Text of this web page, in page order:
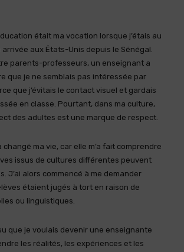
était ma vocation lorsque j’étais au
arrivée aux États-Unis depuis le Sénégal.
parents-professeurs, un enseignant a
que je ne semblais pas intéressée par
que j’évitais le contact visuel et gardais
en classe. Pourtant, dans ma culture,
des adultes est une marque de respect.
ma vie, car elle m’a fait comprendre
issus de cultures différentes peuvent
J’ai alors commencé à me demander
étaient jugés à tort en raison de
ou linguistiques.
que je voulais devenir une enseignante
les réalités, les expériences et les